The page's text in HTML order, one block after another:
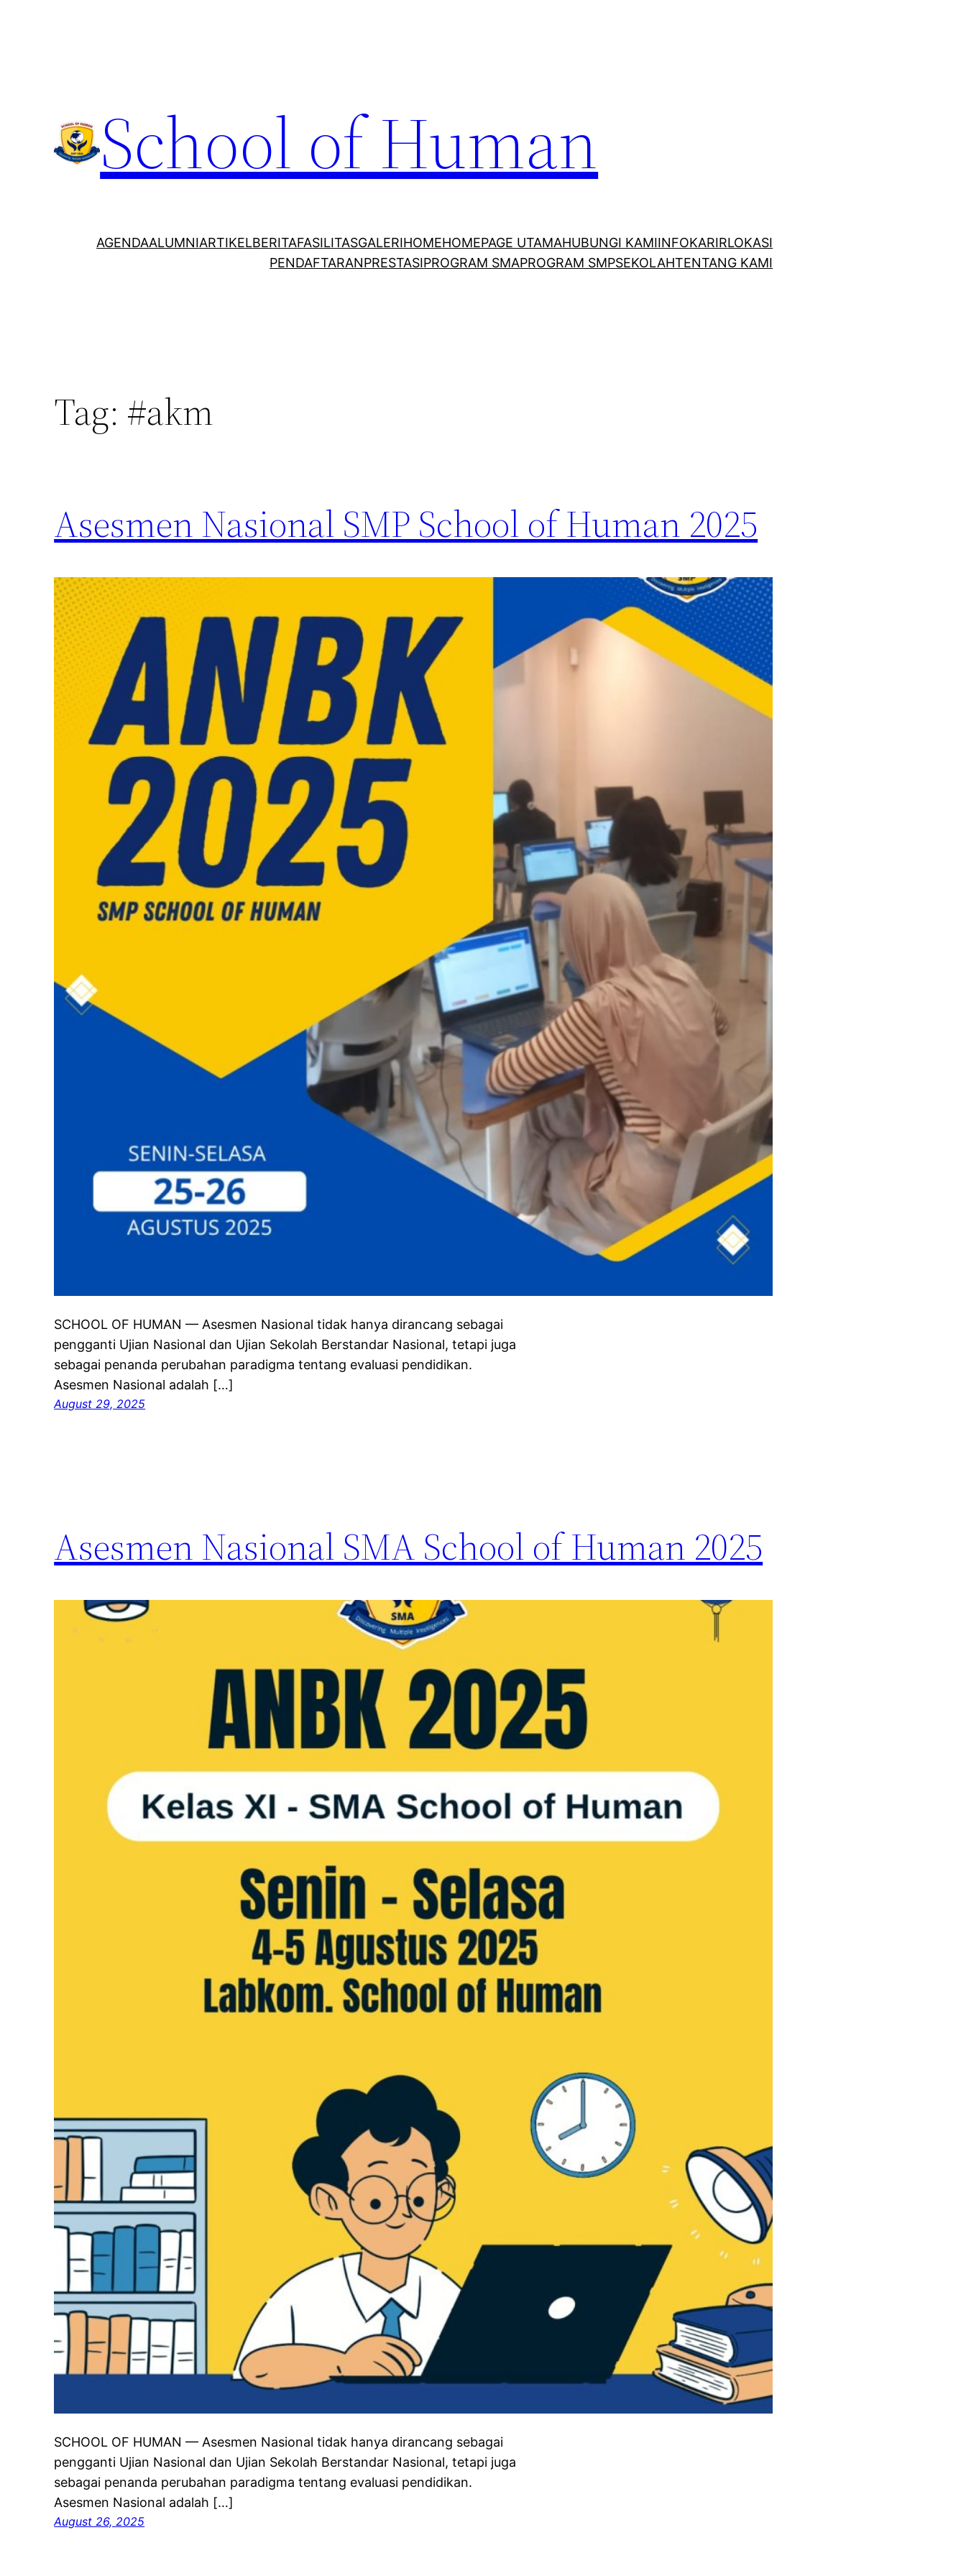
School of Human
AGENDAALUMNIARTIKELBERITAFASILITASGALERIHOMEHOMEPAGE UTAMAHUBUNGI KAMIINFOKARIRLOKASI
PENDAFTARANPRESTASIPROGRAM SMAPROGRAM SMPSEKOLAHTENTANG KAMI
Tag: #akm
Asesmen Nasional SMP School of Human 2025
SCHOOL OF HUMAN — Asesmen Nasional tidak hanya dirancang sebagai
pengganti Ujian Nasional dan Ujian Sekolah Berstandar Nasional, tetapi juga
sebagai penanda perubahan paradigma tentang evaluasi pendidikan.
Asesmen Nasional adalah […]
August 29, 2025
Asesmen Nasional SMA School of Human 2025
SCHOOL OF HUMAN — Asesmen Nasional tidak hanya dirancang sebagai
pengganti Ujian Nasional dan Ujian Sekolah Berstandar Nasional, tetapi juga
sebagai penanda perubahan paradigma tentang evaluasi pendidikan.
Asesmen Nasional adalah […]
August 26, 2025